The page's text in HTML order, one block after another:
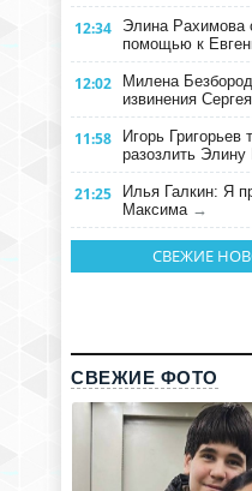
12:34
Элина Рахимова
помощью к
12:02
Милена
извинения
11:58
Игорь Григорьев
разозлить
21:25
Илья Галкин: Я
Максима →
СВЕЖИЕ
СВЕЖИЕ ФОТО